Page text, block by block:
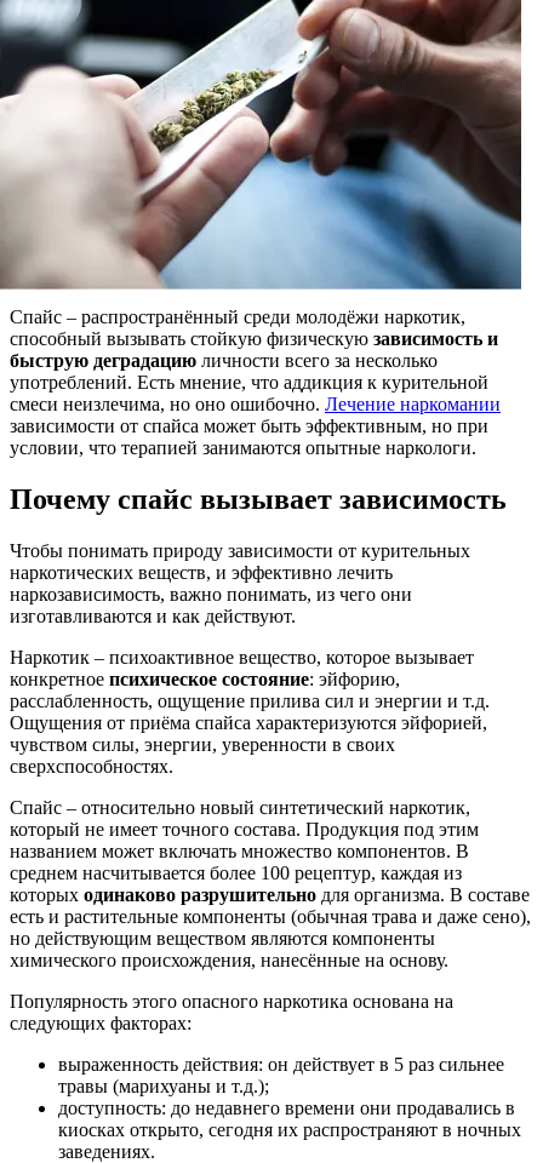
Спайс – распространённый среди молодёжи наркотик,
способный вызывать стойкую физическую зависимость и
быструю деградацию личности всего за несколько
употреблений. Есть мнение, что аддикция к курительной
смеси неизлечима, но оно ошибочно. Лечение наркомании
зависимости от спайса может быть эффективным, но при
условии, что терапией занимаются опытные наркологи.
Почему спайс вызывает зависимость
Чтобы понимать природу зависимости от курительных
наркотических веществ, и эффективно лечить
наркозависимость, важно понимать, из чего они
изготавливаются и как действуют.
Наркотик – психоактивное вещество, которое вызывает
конкретное психическое состояние: эйфорию,
расслабленность, ощущение прилива сил и энергии и т.д.
Ощущения от приёма спайса характеризуются эйфорией,
чувством силы, энергии, уверенности в своих
сверхспособностях.
Спайс – относительно новый синтетический наркотик,
который не имеет точного состава. Продукция под этим
названием может включать множество компонентов. В
среднем насчитывается более 100 рецептур, каждая из
которых одинаково разрушительно для организма. В составе
есть и растительные компоненты (обычная трава и даже сено),
но действующим веществом являются компоненты
химического происхождения, нанесённые на основу.
Популярность этого опасного наркотика основана на
следующих факторах:
выраженность действия: он действует в 5 раз сильнее
травы (марихуаны и т.д.);
доступность: до недавнего времени они продавались в
киосках открыто, сегодня их распространяют в ночных
заведениях.